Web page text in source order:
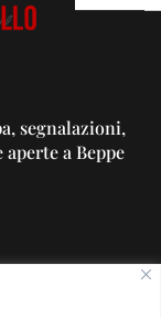
segnalazioni,
a Beppe
PUBBLICITA'
su questo Blog: